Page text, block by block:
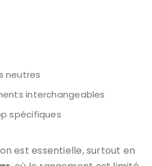
neutres
interchangeables
spécifiques
est essentielle, surtout en